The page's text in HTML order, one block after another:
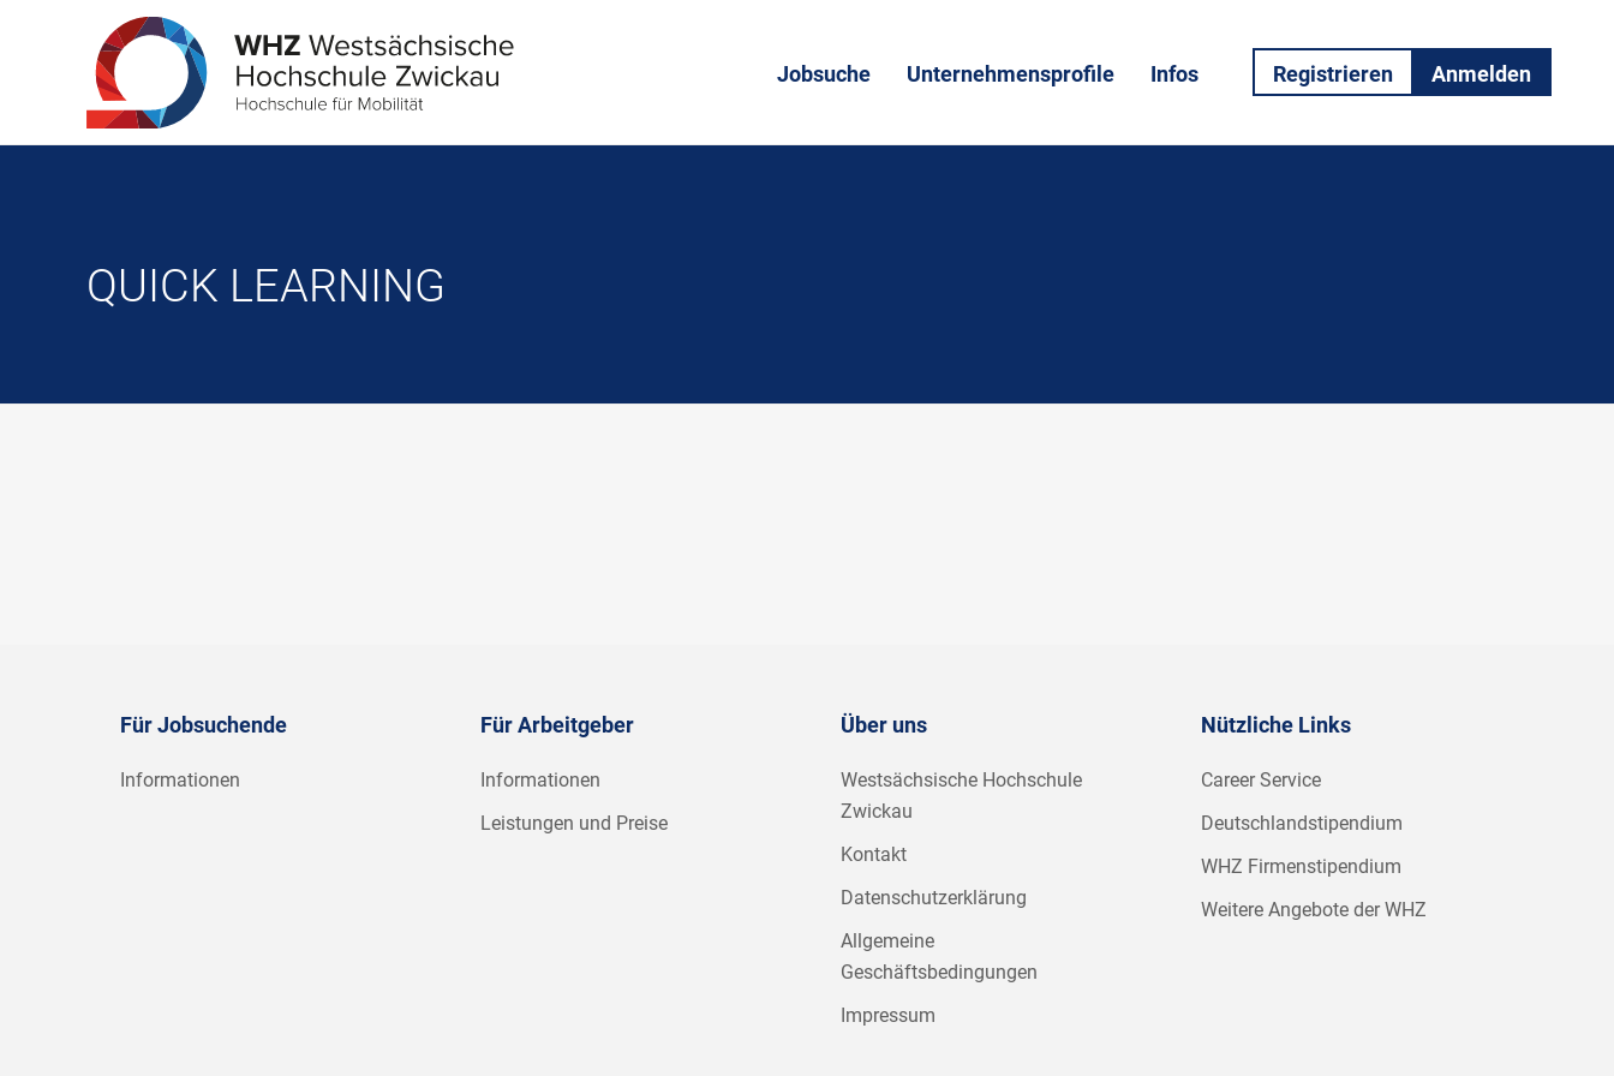
Jobsuche Unternehmensprofile Infos Registrieren Anmelden
QUICK LEARNING
Für Jobsuchende
Informationen
Für Arbeitgeber
Informationen
Leistungen und Preise
Über uns
Westsächsische Hochschule
Zwickau
Kontakt
Datenschutzerklärung
Allgemeine
Geschäftsbedingungen
Impressum
Nützliche Links
Career Service
Deutschlandstipendium
WHZ Firmenstipendium
Weitere Angebote der WHZ